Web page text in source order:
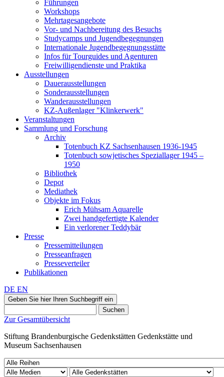
Führungen
Workshops
Mehrtagesangebote
Vor- und Nachbereitung des Besuchs
Studycamps und Jugendbegegnungen
Internationale Jugendbegegnungsstätte
Infos für Tourguides und Agenturen
Freiwilligendienste und Praktika
Ausstellungen
Dauerausstellungen
Sonderausstellungen
Wanderausstellungen
KZ-Außenlager "Klinkerwerk"
Veranstaltungen
Sammlung und Forschung
Archiv
Totenbuch KZ Sachsenhausen 1936-1945
Totenbuch sowjetisches Speziallager 1945 –
1950
Bibliothek
Depot
Mediathek
Objekte im Fokus
Erich Mühsam Aquarelle
Zwei handgefertigte Kalender
Ein verlorener Teddybär
Presse
Pressemitteilungen
Presseanfragen
Presseverteiler
Publikationen
DE EN
Geben Sie hier Ihren Suchbegriff ein
Suchen
Zur Gesamtübersicht
Stiftung Brandenburgische Gedenkstätten Gedenkstätte und
Museum Sachsenhausen